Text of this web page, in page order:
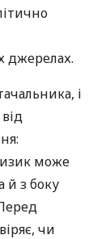
джерелах.
і
може
й з боку
чи